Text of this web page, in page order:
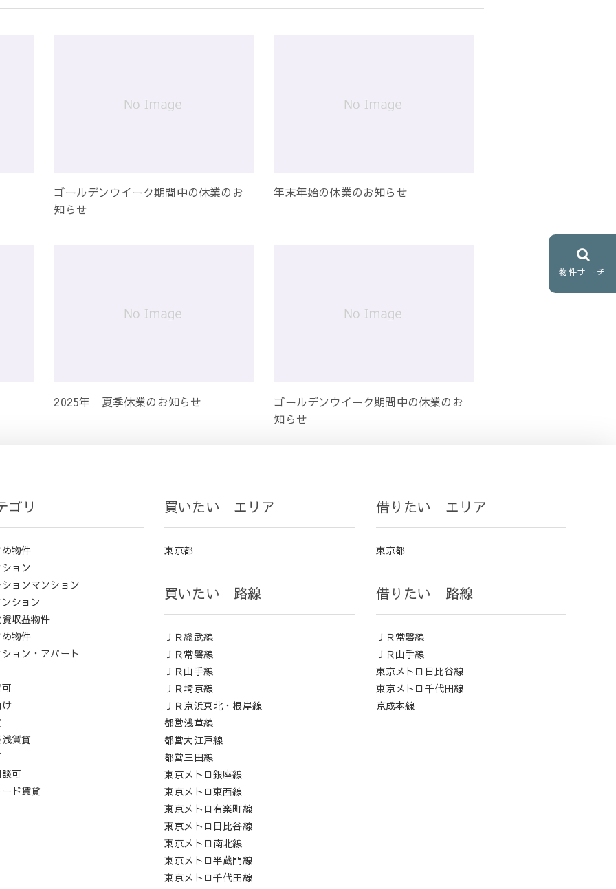
ゴールデンウイーク期間中の休業のお
知らせ
年末年始の休業のお知らせ
2025年 夏季休業のお知らせ
ゴールデンウイーク期間中の休業のお
知らせ
物件サーチ
ゴリ
物件
ション
ションマンション
ンション
資収益物件
物件
ション・アパート
け
浅賃貸
談可
ード賃貸
買いたい エリア
東京都
買いたい 路線
ＪＲ総武線
ＪＲ常磐線
ＪＲ山手線
ＪＲ埼京線
ＪＲ京浜東北・根岸線
都営浅草線
都営大江戸線
都営三田線
東京メトロ銀座線
東京メトロ東西線
東京メトロ有楽町線
東京メトロ日比谷線
東京メトロ南北線
東京メトロ半蔵門線
東京メトロ千代田線
借りたい エリア
東京都
借りたい 路線
ＪＲ常磐線
ＪＲ山手線
東京メトロ日比谷線
東京メトロ千代田線
京成本線